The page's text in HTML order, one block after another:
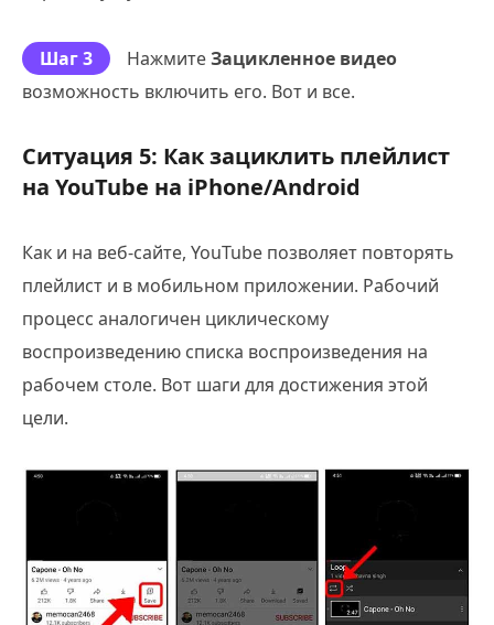
Шаг 3 НажмитеЗацикленное видео
возможность включить его. Вот и все.
Ситуация 5: Как зациклить плейлист
на YouTube на iPhone/Android
Как и на веб-сайте, YouTube позволяет повторять
плейлист и в мобильном приложении. Рабочий
процесс аналогичен циклическому
воспроизведению списка воспроизведения на
рабочем столе. Вот шаги для достижения этой
цели.